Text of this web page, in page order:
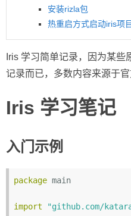
安装rizla包
热重启方式启动iris项目
Iris 学习简单记录，因为某
记录而已，多数内容来源于官
Iris 学习笔记
入门示例
package main
import "github.com/